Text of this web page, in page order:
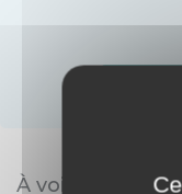
À voir